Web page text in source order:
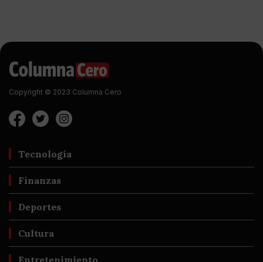
Copyright © 2023 Columna Cero
Tecnología
Finanzas
Deportes
Cultura
Entretenimiento